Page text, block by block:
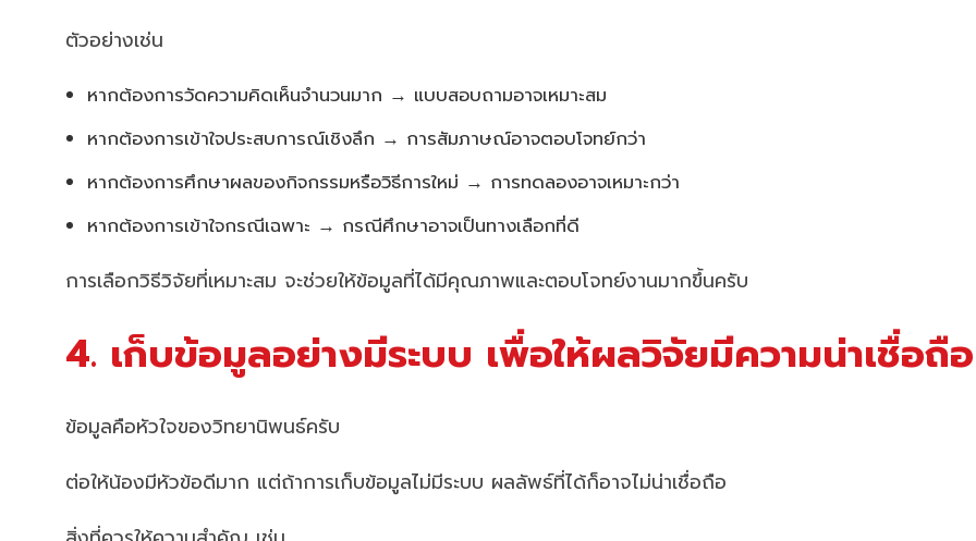
ตัวอย่างเช่น
หากต้องการวัดความคิดเห็นจำนวนมาก → แบบสอบถามอาจเหมาะสม
หากต้องการเข้าใจประสบการณ์เชิงลึก → การสัมภาษณ์อาจตอบโจทย์กว่า
หากต้องการศึกษาผลของกิจกรรมหรือวิธีการใหม่ → การทดลองอาจเหมาะกว่า
หากต้องการเข้าใจกรณีเฉพาะ → กรณีศึกษาอาจเป็นทางเลือกที่ดี
การเลือกวิธีวิจัยที่เหมาะสม จะช่วยให้ข้อมูลที่ได้มีคุณภาพและตอบโจทย์งานมากขึ้นครับ
4. เก็บข้อมูลอย่างมีระบบ เพื่อให้ผลวิจัยมีความน่าเชื่อถื
ข้อมูลคือหัวใจของวิทยานิพนธ์ครับ
ต่อให้น้องมีหัวข้อดีมาก แต่ถ้าการเก็บข้อมูลไม่มีระบบ ผลลัพธ์ที่ได้ก็อาจไม่น่าเชื่อถือ